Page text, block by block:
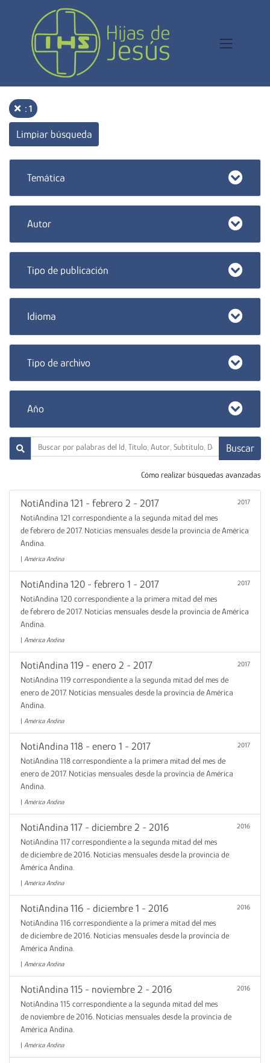
: 1
Limpiar búsqueda
Buscar
Cómo realizar búsquedas avanzadas
NotiAndina 121 - febrero 2 - 2017 2017
NotiAndina 121 correspondiente a la segunda mitad del mes
de febrero de 2017. Noticias mensuales desde la provincia de América
Andina.
| América Andina
NotiAndina 120 - febrero 1 - 2017 2017
NotiAndina 120 correspondiente a la primera mitad del mes
de febrero de 2017. Noticias mensuales desde la provincia de América
Andina.
| América Andina
NotiAndina 119 - enero 2 - 2017 2017
NotiAndina 119 correspondiente a la segunda mitad del mes de
enero de 2017. Noticias mensuales desde la provincia de América
Andina.
| América Andina
NotiAndina 118 - enero 1 - 2017 2017
NotiAndina 118 correspondiente a la primera mitad del mes de
enero de 2017. Noticias mensuales desde la provincia de América
Andina.
| América Andina
NotiAndina 117 - diciembre 2 - 2016 2016
NotiAndina 117 correspondiente a la segunda mitad del mes
de diciembre de 2016. Noticias mensuales desde la provincia de
América Andina.
| América Andina
NotiAndina 116 - diciembre 1 - 2016 2016
NotiAndina 116 correspondiente a la primera mitad del mes
de diciembre de 2016. Noticias mensuales desde la provincia de
América Andina.
| América Andina
NotiAndina 115 - noviembre 2 - 2016 2016
NotiAndina 115 correspondiente a la segunda mitad del mes
de noviembre de 2016. Noticias mensuales desde la provincia de
América Andina.
| América Andina
Temática
Autor
Tipo de publicación
Idioma
Tipo de archivo
Año